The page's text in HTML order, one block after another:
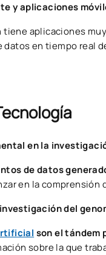
y aplicaciones
aplicaciones
en tiempo real
en la
de datos
en la comprensión
investigación del
son el tándem
sobre la que